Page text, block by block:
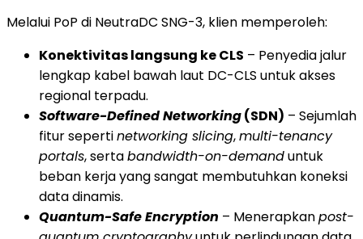
Melalui PoP di NeutraDC SNG-3, klien memperoleh:
Konektivitas langsung ke CLS – Penyedia jalur
lengkap kabel bawah laut DC-CLS untuk akses
regional terpadu.
Software-Defined Networking(SDN) – Sejumlah
fitur sepertinetworking slicing,multi-tenancy
portals, sertabandwidth-on-demanduntuk
beban kerja yang sangat membutuhkan koneksi
data dinamis.
Quantum-Safe Encryption – Menerapkanpost-